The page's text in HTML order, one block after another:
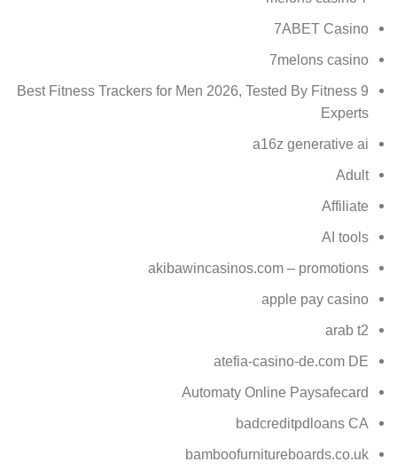
7ABET Casino
7melons casino
9 Best Fitness Trackers for Men 2026, Tested By Fitness
Experts
a16z generative ai
Adult
Affiliate
AI tools
akibawincasinos.com – promotions
apple pay casino
arab t2
atefia-casino-de.com DE
Automaty Online Paysafecard
badcreditpdloans CA
bamboofurnitureboards.co.uk